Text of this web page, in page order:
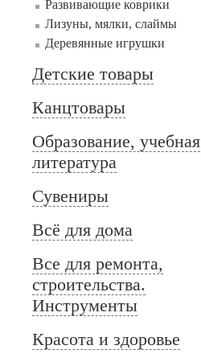
Развивающие коврики
Лизуны, мялки, слаймы
Деревянные игрушки
Детские товары
Канцтовары
Образование, учебная
литература
Сувениры
Всё для дома
Все для ремонта,
строительства.
Инструменты
Красота и здоровье